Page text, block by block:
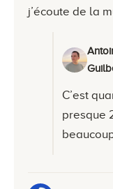
j’écoute de la
C’est
presque